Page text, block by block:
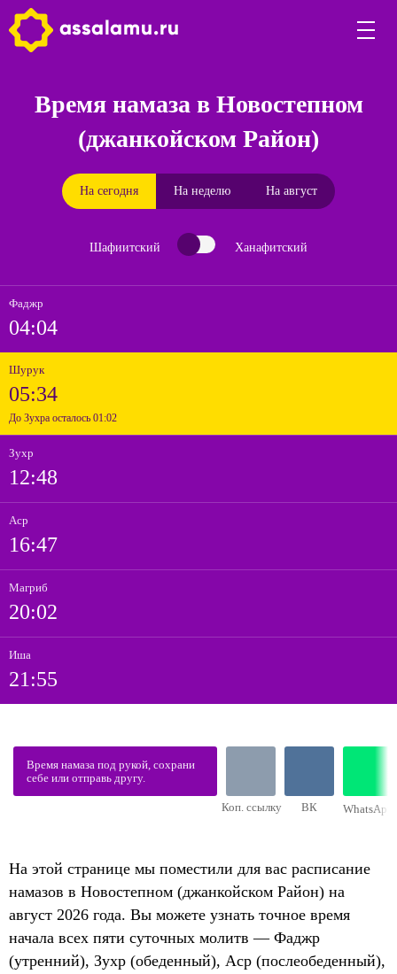
Время намаза в Новостепном
(джанкойском Район)
На сегодня На неделю На август
Шафиитский Ханафитский
Фаджр
04:04
Шурук
05:34
До Зухра осталось 01:02
Зухр
12:48
Аср
16:47
Магриб
20:02
Иша
21:55
Время намаза под рукой, сохрани
себе или отправь другу.
Коп. ссылку ВК WhatsApp
На этой странице мы поместили для вас расписание
намазов в Новостепном (джанкойском Район) на
август 2026 года. Вы можете узнать точное время
начала всех пяти суточных молитв — Фаджр
(утренний), Зухр (обеденный), Аср (послеобеденный),